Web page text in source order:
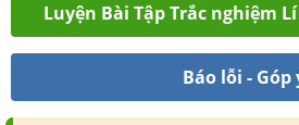
Luyện Bài Tập Trắc nghiệm
Báo lỗi - Góp